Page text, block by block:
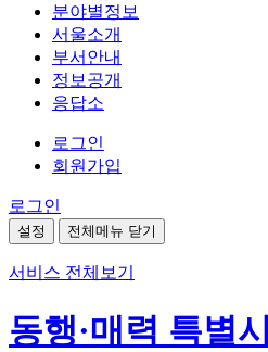
분야별정보
서울소개
부서안내
정보공개
응답소
로그인
회원가입
로그인
설정 전체메뉴 닫기
서비스 전체보기
동행·매력 특별